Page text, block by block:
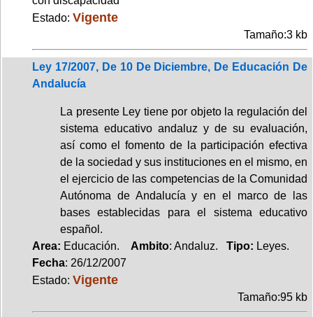
Estado: Vigente
Tamaño:3 kb
Ley 17/2007, De 10 De Diciembre, De Educación De
Andalucía
La presente Ley tiene por objeto la regulación del
sistema educativo andaluz y de su evaluación,
así como el fomento de la participación efectiva
de la sociedad y sus instituciones en el mismo, en
el ejercicio de las competencias de la Comunidad
Autónoma de Andalucía y en el marco de las
bases establecidas para el sistema educativo
español.
Area: Educación. Ambito: Andaluz. Tipo: Leyes.
Fecha: 26/12/2007
Estado: Vigente
Tamaño:95 kb